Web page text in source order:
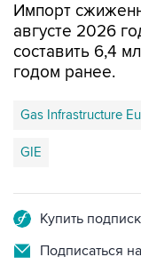
Импорт
августе 2026
составить 6,4
годом ранее.
Gas Infrastructure
GIE
Купить
Подписаться